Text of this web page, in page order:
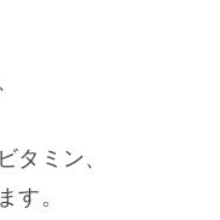
タミン、
す。